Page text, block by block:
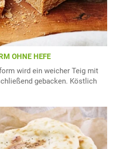
OHNE HEFE
wird ein weicher Teig mit
gebacken. Köstlich